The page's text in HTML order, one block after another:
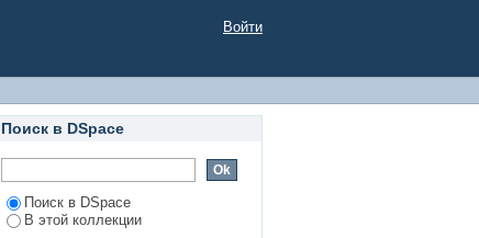
Войти
Поиск в DSpace
Поиск в DSpace
В этой коллекции